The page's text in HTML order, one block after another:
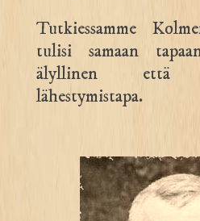
Tutkiessamme
tulisi samaan
älyllinen että
lähestymistapa.